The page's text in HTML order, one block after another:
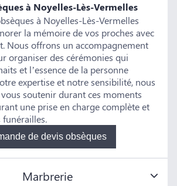
à Noyelles-Lès-Vermelles
à Noyelles-Lès-Vermelles
la mémoire de vos proches avec
Nous offrons un accompagnement
organiser des cérémonies qui
et l’essence de la personne
expertise et notre sensibilité, nous
soutenir durant ces moments
une prise en charge complète et
Demande de devis obsèques
Marbrerie